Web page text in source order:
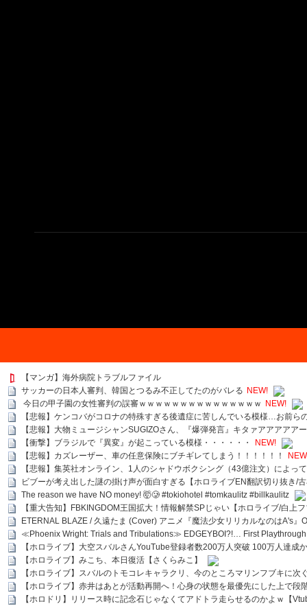
【マンガ】海外病院トラブルファイル
サッカーの日本人審判、韓国とつるみ不正してたのがバレる NEW!
今日の甲子園の女性審判の誤審ｗｗｗｗｗｗｗｗｗｗｗｗｗｗｗ NEW!
【悲報】ケンコバがコロナの特殊すぎる後遺症に苦しんでいる模様…お前ら
【悲報】大物ミュージシャンSUGIZOさん、『爆弾発言』キタァアアアアア
【衝撃】ブラジルで『異変』が起こっている模様・・・・・・
NEW!
【悲報】カズレーザー、車の任意保険にブチギレてしまう！！！！！！
【悲報】集英社オンライン、1人のシャドウボクシング（43億注文）によっ
ビブーが考え出した謎の掛け声が面白すぎる【ホロライブEN翻訳切り抜き/
The reason we have NO money! 🤯🥲 #tokiohotel #tomkaulitz #billkaulitz
【重大告知】FBKINGDOM王国拡大！情報解禁SPじゃい【ホロライブ/白上
ETERNAL BLAZE / 久遠たま (Cover) アニメ『魔法少女リリカルなのはA's』
≪Phoenix Wright: Trials and Tribulations≫ EDGEYBOI?!… First
【ホロライブ】大空スバルさんYouTube登録者数200万人突破 100万人達成
【ホロライブ】みこち、本日復活【さくらみこ】
【ホロライブ】スバルのトモコレキャラクリ、今のところマリンフブキに
【ホロライブ】赤井はあとが活動再開へ！心身の状態を最優先にした上で段
【ホロドリ】リリース時に記念石じゃなくてアドトラ走らせるのかよｗ【